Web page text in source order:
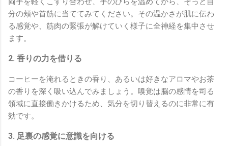
分の頬や首筋に当ててみてください。その温かさが肌に伝わ
る感覚や、筋肉の緊張が解けていく様子に全神経を集中させ
ます。
2. 香りの力を借りる
コーヒーを淹れるときの香り、あるいは好きなアロマやお茶
の香りを深く吸い込んでみましょう。嗅覚は脳の感情を司る
領域に直接働きかけるため、気分を切り替えるのに非常に有
効です。
3. 足裏の感覚に意識を向ける